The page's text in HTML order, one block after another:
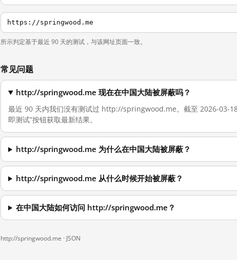
https://springwood.me
所示判定基于最近 90 天的测试，与该网址页面一致。
常见问题
http://springwood.me 现在在中国大陆被屏蔽吗？
最近 90 天内我们没有测试过 http://springwood.me。截至 2026-03-
即测试”按钮获取最新结果。
http://springwood.me 为什么在中国大陆被屏蔽？
http://springwood.me 从什么时候开始被屏蔽？
在中国大陆如何访问 http://springwood.me？
http://springwood.me · JSON